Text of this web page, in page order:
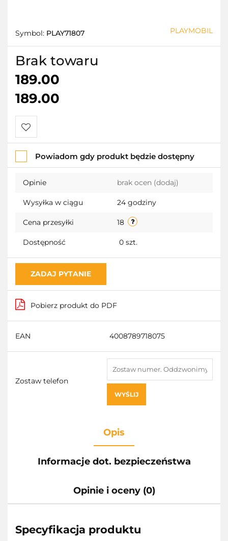
Symbol: PLAY71807 PLAYMOBIL
Brak towaru
189.00
189.00
Do
przechowalni
Powiadom gdy produkt będzie dostępny
Opinie brak ocen (dodaj)
Wysyłka w ciągu 24 godziny
Cena przesyłki 18
Dostępność 0 szt.
ZADAJ PYTANIE
Pobierz produkt do PDF
EAN 4008789718075
Zostaw telefon
WYŚLIJ
Opis
Informacje dot. bezpieczeństwa
Opinie i oceny (0)
Specyfikacja produktu